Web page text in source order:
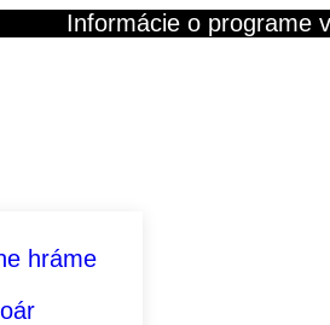
Informácie o programe
hráme